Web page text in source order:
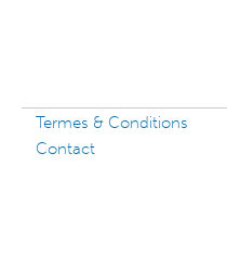
Termes & Conditions
Contact